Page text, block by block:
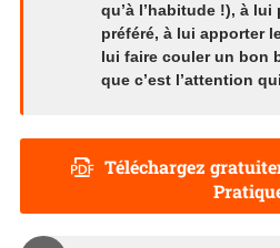
qu’à l’habitude !), à
préféré, à lui apporter
lui faire couler un bon
que c’est l’attention
Téléchargez